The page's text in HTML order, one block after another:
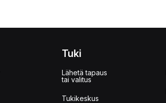
Tuki
Lähetä tapaus
tai valitus
Tukikeskus